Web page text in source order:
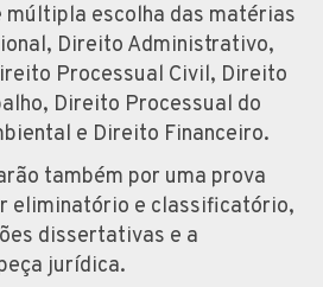
múltipla escolha das matérias
Direito Administrativo,
Processual Civil, Direito
Direito Processual do
e Direito Financeiro.
também por uma prova
eliminatório e classificatório,
dissertativas e a
jurídica.